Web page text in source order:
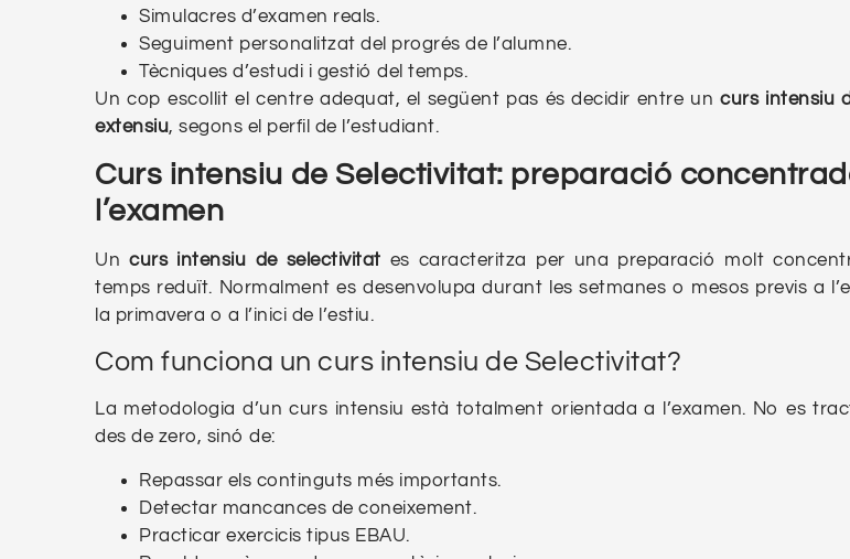
Simulacres d’examen reals.
Seguiment personalitzat del progrés de l’alumne.
Tècniques d’estudi i gestió del temps.
Un cop escollit el centre adequat, el següent pas és decidir entre uncurs intensiu
extensiu, segons el perfil de l’estudiant.
Curs intensiu de Selectivitat: preparació
l’examen
Uncurs intensiu de selectivitat es caracteritza per una preparació molt
temps reduït. Normalment es desenvolupa durant les setmanes o mesos previs a
la primavera o a l’inici de l’estiu.
Com funciona un curs intensiu de Selectivitat?
La metodologia d’un curs intensiu està totalment orientada a l’examen. No es
des de zero, sinó de:
Repassar els continguts més importants.
Detectar mancances de coneixement.
Practicar exercicis tipus EBAU.